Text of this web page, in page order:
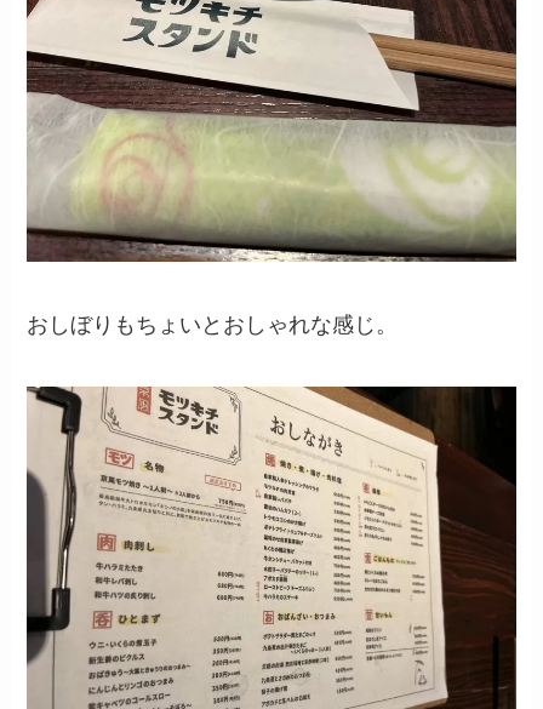
おしぼりもちょいとおしゃれな感じ。